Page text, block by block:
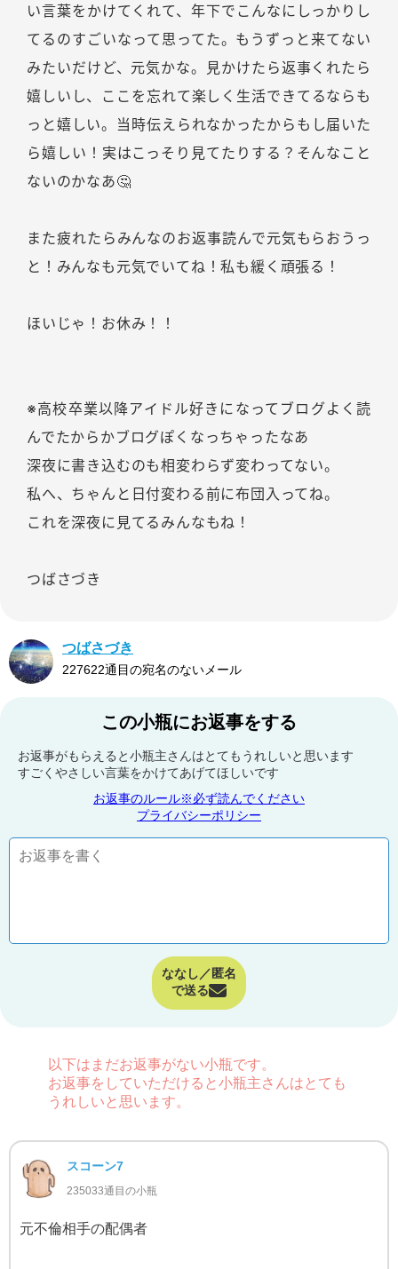
い言葉をかけてくれて、年下でこんなにしっかりし
てるのすごいなって思ってた。もうずっと来てない
みたいだけど、元気かな。見かけたら返事くれたら
嬉しいし、ここを忘れて楽しく生活できてるならも
っと嬉しい。当時伝えられなかったからもし届いた
ら嬉しい！実はこっそり見てたりする？そんなこと
ないのかなあ🤔
また疲れたらみんなのお返事読んで元気もらおうっ
と！みんなも元気でいてね！私も緩く頑張る！
ほいじゃ！お休み！！
※高校卒業以降アイドル好きになってブログよく読
んでたからかブログぽくなっちゃったなあ
深夜に書き込むのも相変わらず変わってない。
私へ、ちゃんと日付変わる前に布団入ってね。
これを深夜に見てるみんなもね！
つばさづき
つばさづき
227622通目の宛名のないメール
この小瓶にお返事をする
お返事がもらえると小瓶主さんはとてもうれしいと思います
すごくやさしい言葉をかけてあげてほしいです
お返事のルール※必ず読んでください
プライバシーポリシー
ななし／匿名
で送る
以下はまだお返事がない小瓶です。
お返事をしていただけると小瓶主さんはとても
うれしいと思います。
スコーン7
235033通目の小瓶
元不倫相手の配偶者